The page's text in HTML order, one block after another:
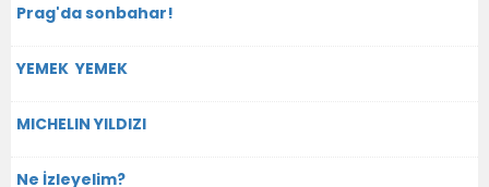
Prag'da sonbahar!
YEMEK YEMEK
MICHELIN YILDIZI
Ne İzleyelim?